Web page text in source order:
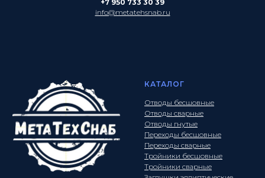
+7 950 733 30 39
info@metatehsnab.ru
КАТАЛОГ
Отводы бесшовные
Отводы сварные
Отводы гнутые
Переходы бесшовные
Переходы сварные
Тройники бесшовные
Тройники сварные